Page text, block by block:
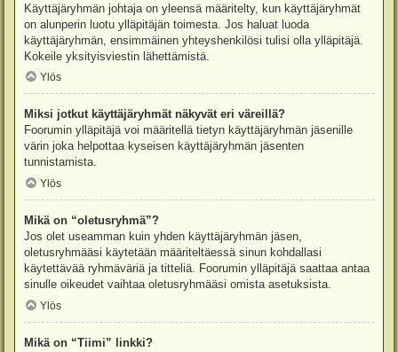
Käyttäjäryhmän johtaja on yleensä määritelty, kun käyttäjäryhmät
on alunperin luotu ylläpitäjän toimesta. Jos haluat luoda
käyttäjäryhmän, ensimmäinen yhteyshenkilösi tulisi olla ylläpitäjä.
Kokeile yksityisviestin lähettämistä.
Ylös
Miksi jotkut käyttäjäryhmät näkyvät eri väreillä?
Foorumin ylläpitäjä voi määritellä tietyn käyttäjäryhmän jäsenille
värin joka helpottaa kyseisen käyttäjäryhmän jäsenten
tunnistamista.
Ylös
Mikä on “oletusryhmä”?
Jos olet useamman kuin yhden käyttäjäryhmän jäsen,
oletusryhmääsi käytetään määriteltäessä sinun kohdallasi
käytettävää ryhmäväriä ja titteliä. Foorumin ylläpitäjä saattaa antaa
sinulle oikeudet vaihtaa oletusryhmääsi omista asetuksista.
Ylös
Mikä on “Tiimi” linkki?